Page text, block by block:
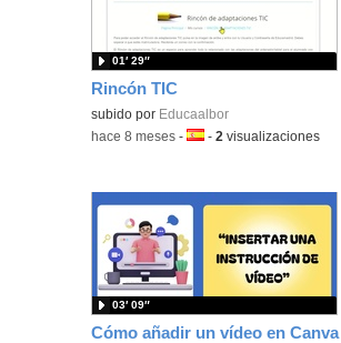
Rincón TIC
Contenido educativo.
subido por Educaalbor
01′ 29″
-hace 8 meses -Idioma:
-2 visualizaciones
Cómo añadir un vídeo en Canva
03′ 09″